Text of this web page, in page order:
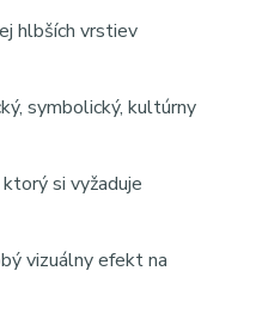
hlbších vrstiev
symbolický, kultúrny
si vyžaduje
vizuálny efekt na